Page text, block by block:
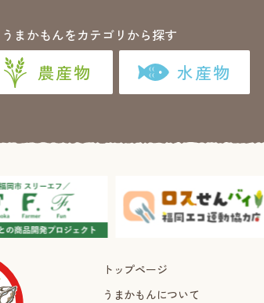
うまかもんをカテゴリから探す
農産物 水産物
トップページ
うまかもんについて